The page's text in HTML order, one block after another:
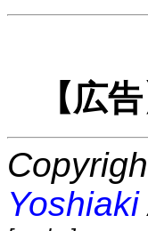
【広告
Yoshiaki